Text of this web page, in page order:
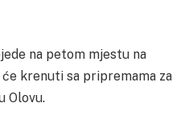
na petom mjestu na
krenuti sa pripremama za
Olovu.